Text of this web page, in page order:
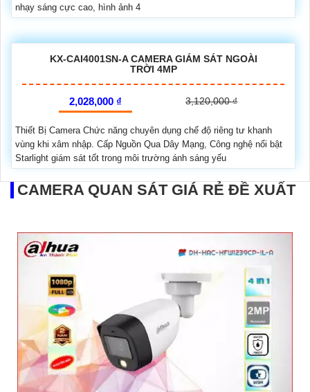
nhạy sáng cực cao, hình ảnh 4
KX-CAI4001SN-A CAMERA GIÁM SÁT NGOÀI
TRỜI 4MP
2,028,000 ₫ 3,120,000 ₫
Thiết Bị Camera Chức năng chuyên dụng chế độ riêng tư khanh
vùng khi xâm nhập. Cấp Nguồn Qua Dây Mạng, Công nghệ nổi bật
Starlight giám sát tốt trong môi trường ánh sáng yếu
CAMERA QUAN SÁT GIÁ RẺ ĐỀ XUẤT